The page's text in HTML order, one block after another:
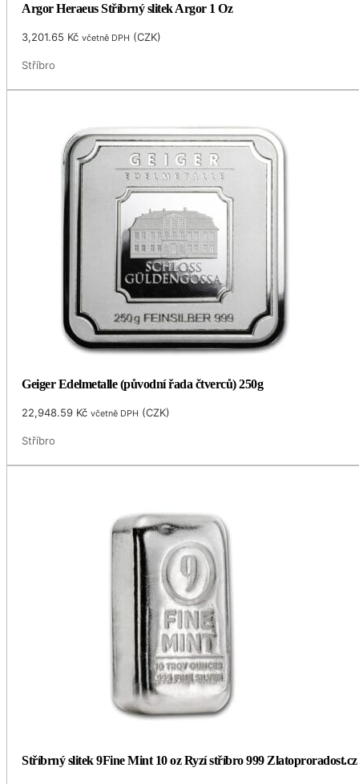
Argor Heraeus Stříbrný slitek Argor 1 Oz
3,201.65 Kč včetně DPH (CZK)
Stříbro
Geiger Edelmetalle (původní řada čtverců) 250g
22,948.59 Kč včetně DPH (CZK)
Stříbro
Stříbrný slitek 9Fine Mint 10 oz Ryzí stříbro 999 Zlatoproradost.cz